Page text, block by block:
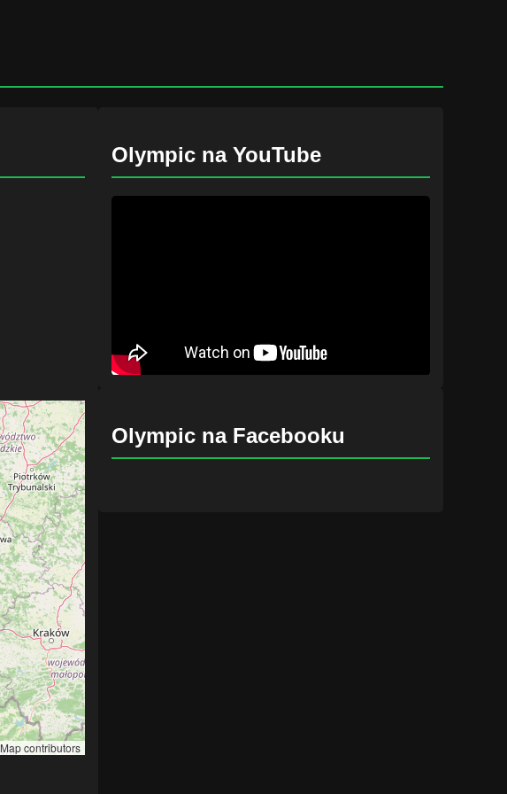
contributors
Olympic na YouTube
Olympic na Facebooku